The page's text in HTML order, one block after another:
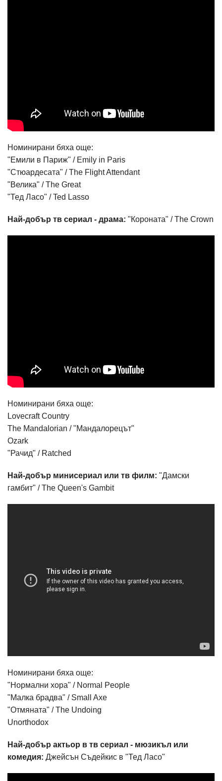
Номинирани бяха още:
"Емили в Париж" / Emily in Paris
"Стюардесата" / The Flight Attendant
"Велика" / The Great
"Тед Ласо" / Ted Lasso
Най-добър тв сериал - драма: "Короната" / The Crown
Номинирани бяха още:
Lovecraft Country
The Mandalorian / "Мандалорецът"
Ozark
"Рачид" / Ratched
Най-добър минисериал или тв филм: "Дамски
гамбит" / The Queen's Gambit
Номинирани бяха още:
"Нормални хора" / Normal People
"Малка брадва" / Small Axe
"Отмяната" / The Undoing
Unorthodox
Най-добър актьор в тв сериал - мюзикъл или
комедия: Джейсън Съдейкис в "Тед Ласо"